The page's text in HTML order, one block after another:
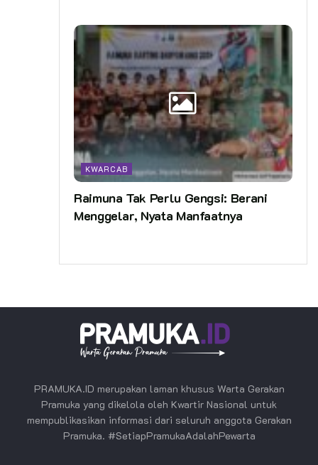
KWARCAB
Raimuna Tak Perlu Gengsi: Berani
Menggelar, Nyata Manfaatnya
PRAMUKA.ID merupakan laman khusus Warta Gerakan
Pramuka yang dikelola oleh Kwartir Nasional untuk
mempublikasikan informasi dari seluruh anggota Gerakan
Pramuka. #SetiapPramukaAdalahPewarta